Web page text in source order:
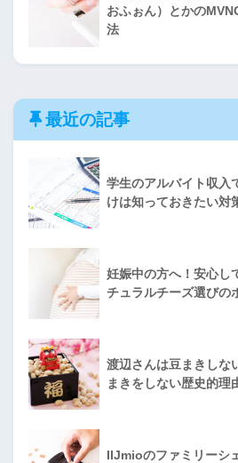
おふぉん）とかの
法
最近の記事
学生のアルバイト収入
けは知っておきたい対
妊娠中の方へ！安心し
チュラルチーズ選びの
渡辺さんは豆まきしな
まきをしない歴史的理
IIJmioのファミリーシ